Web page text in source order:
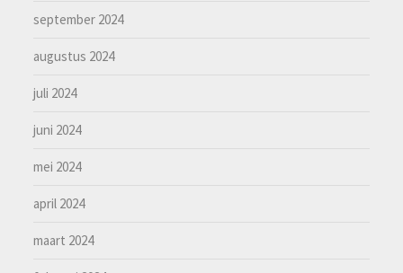
september 2024
augustus 2024
juli 2024
juni 2024
mei 2024
april 2024
maart 2024